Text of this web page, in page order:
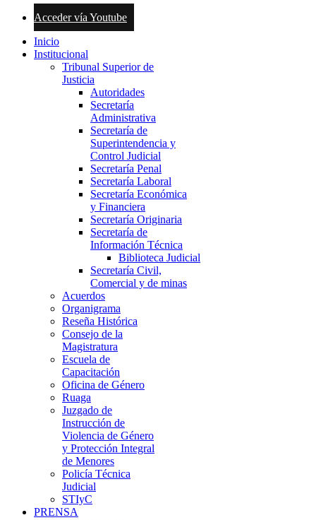
Acceder vía Youtube
Inicio
Institucional
Tribunal Superior de
Justicia
Autoridades
Secretaría
Administrativa
Secretaría de
Superintendencia y
Control Judicial
Secretaría Penal
Secretaría Laboral
Secretaría Económica
y Financiera
Secretaría Originaria
Secretaría de
Información Técnica
Biblioteca Judicial
Secretaría Civil,
Comercial y de minas
Acuerdos
Organigrama
Reseña Histórica
Consejo de la
Magistratura
Escuela de
Capacitación
Oficina de Género
Ruaga
Juzgado de
Instrucción de
Violencia de Género
y Protección Integral
de Menores
Policía Técnica
Judicial
STIyC
PRENSA